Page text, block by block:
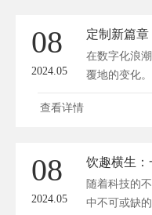
08
2024.05
在数字化浪
覆地的变化
寻...
查看详情
08
2024.05
随着科技的
中不可或缺